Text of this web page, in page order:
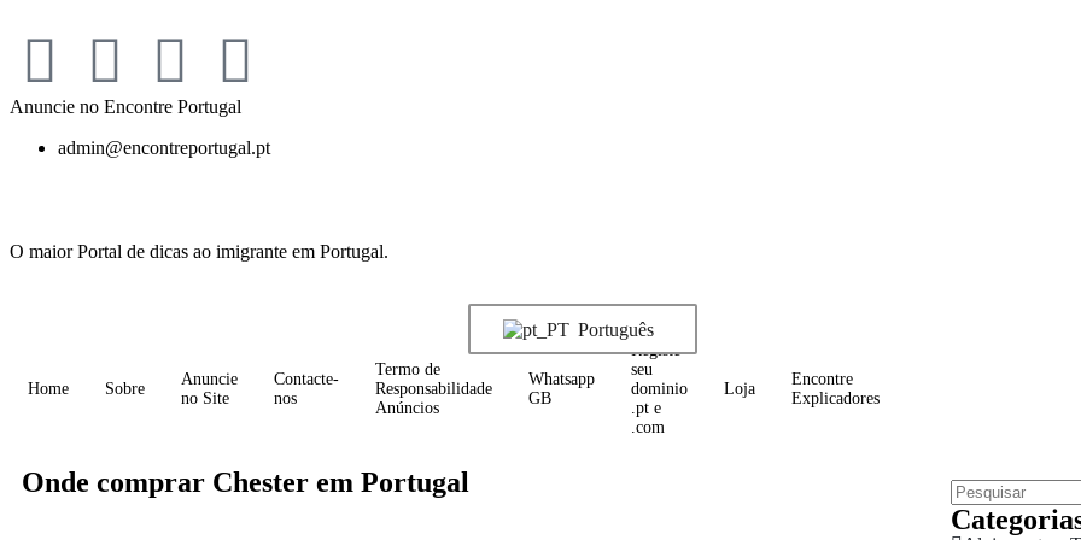
Anuncie no Encontre Portugal
admin@encontreportugal.pt
O maior Portal de dicas ao imigrante em Portugal.
Home Sobre
Anuncie
no Site
Contacte-
nos
Termo de
Responsabilidade
Anúncios
Whatsapp
GB
Registe
seu
dominio
.pt e
.com
Loja
Encontre
Explicadores
Português
Onde comprar Chester em Portugal